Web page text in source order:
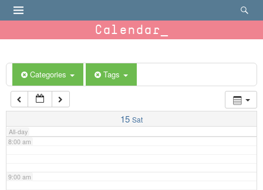
Calendar
Categories Tags
15 Sat
All-day
6:00 am
7:00 am
8:00 am
9:00 am